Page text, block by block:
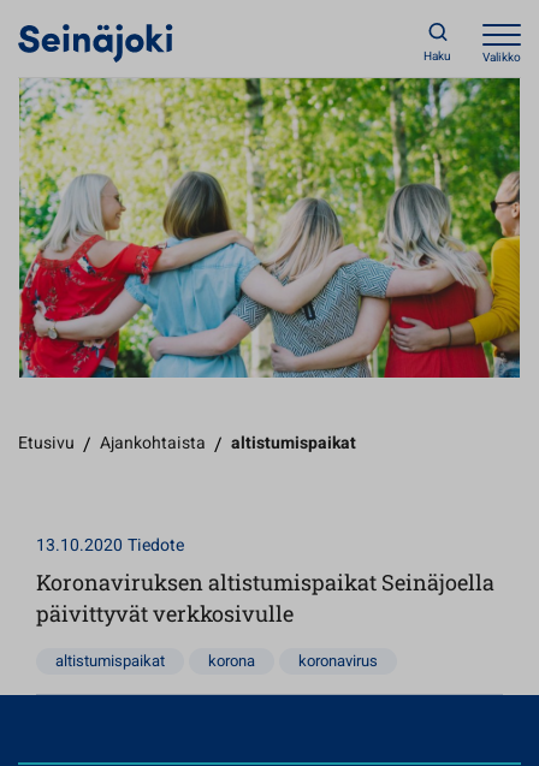
Haku Valikko
Etusivu / Ajankohtaista / altistumispaikat
13.10.2020 Tiedote
Koronaviruksen altistumispaikat Seinäjoella
päivittyvät verkkosivulle
altistumispaikat korona koronavirus